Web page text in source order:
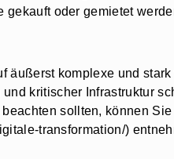
oder gemietet
äußerst komplexe und stark
kritischer Infrastruktur
sollten, können
transformation/)